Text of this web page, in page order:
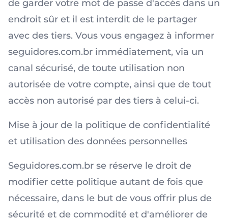
de garder votre mot de passe d'accès dans un
endroit sûr et il est interdit de le partager
avec des tiers. Vous vous engagez à informer
seguidores.com.br immédiatement, via un
canal sécurisé, de toute utilisation non
autorisée de votre compte, ainsi que de tout
accès non autorisé par des tiers à celui-ci.
Mise à jour de la politique de confidentialité
et utilisation des données personnelles
Seguidores.com.br se réserve le droit de
modifier cette politique autant de fois que
nécessaire, dans le but de vous offrir plus de
sécurité et de commodité et d'améliorer de